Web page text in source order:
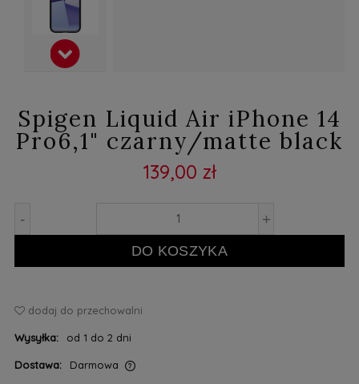
Spigen Liquid Air iPhone 14
Pro6,1" czarny/matte black
139,00 zł
- +
DO KOSZYKA
dodaj do przechowalni
Wysyłka: od 1 do 2 dni
Dostawa:
Darmowa